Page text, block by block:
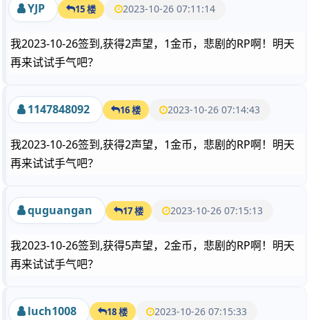
YJP 15 楼 2023-10-26 07:11:14
我2023-10-26签到,获得2声望，1金币，悲剧的RP啊！明天
再来试试手气吧？
1147848092 16 楼 2023-10-26 07:14:43
我2023-10-26签到,获得2声望，1金币，悲剧的RP啊！明天
再来试试手气吧？
quguangan 17 楼 2023-10-26 07:15:13
我2023-10-26签到,获得5声望，2金币，悲剧的RP啊！明天
再来试试手气吧？
luch1008 18 楼 2023-10-26 07:15:33